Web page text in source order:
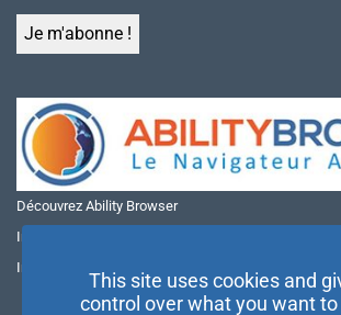
Découvrez Ability Browser
Installer Ability Browser sur Windows
Installer Ability Browser sur Mac
This site uses cookies and
control over what you want